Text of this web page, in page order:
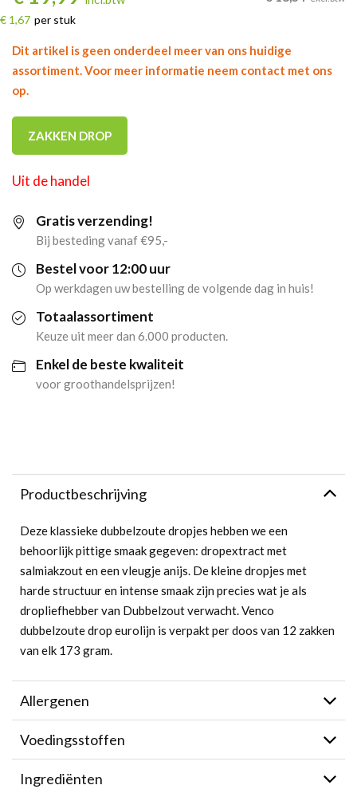
€ 1,67 per stuk
Dit artikel is geen onderdeel meer van ons huidige
assortiment. Voor meer informatie neem contact met ons
op.
ZAKKEN DROP
Uit de handel
Gratis verzending!
Bij besteding vanaf €95,-
Bestel voor 12:00 uur
Op werkdagen uw bestelling de volgende dag in huis!
Totaalassortiment
Keuze uit meer dan 6.000 producten.
Enkel de beste kwaliteit
voor groothandelsprijzen!
Productbeschrijving
Deze klassieke dubbelzoute dropjes hebben we een
behoorlijk pittige smaak gegeven: dropextract met
salmiakzout en een vleugje anijs. De kleine dropjes met
harde structuur en intense smaak zijn precies wat je als
dropliefhebber van Dubbelzout verwacht. Venco
dubbelzoute drop eurolijn is verpakt per doos van 12 zakken
van elk 173 gram.
Allergenen
Voedingsstoffen
Ingrediënten